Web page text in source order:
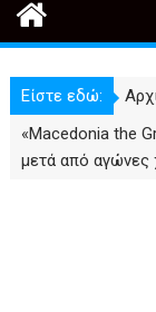
Είστε εδώ:
«Macedonia the
μετά από αγώνες